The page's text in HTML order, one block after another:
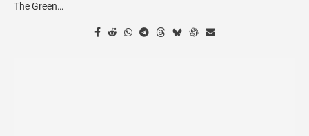
The Green…